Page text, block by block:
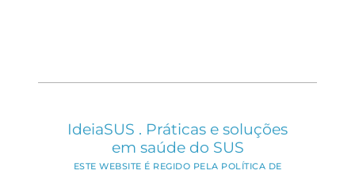
IdeiaSUS . Práticas e soluções
em saúde do SUS
ESTE WEBSITE É REGIDO PELA POLÍTICA DE